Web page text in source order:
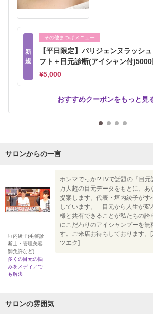
新
規
その他まつげメニュー
【平日限定】パリジェンヌラッシュ
フト＋目元診断(アイシャン付)5000
¥5,000
おすすめクーポンをもっと見
サロンからの一言
垣内綾子(毛髪診
断士・管理美容
師免許など)
多くの目元の悩
みをメディアで
も解決
ホンマでっか!?TVで話題の『目
万人超の目元データをもとに、あ
提案します。代表・垣内綾子がす
しています。「目元から人生が変
様と共有できることが私たちの誇
にこだわりのアイシャンプーを無
す。ご来店お待ちしております。
ツエク]
サロンの雰囲気